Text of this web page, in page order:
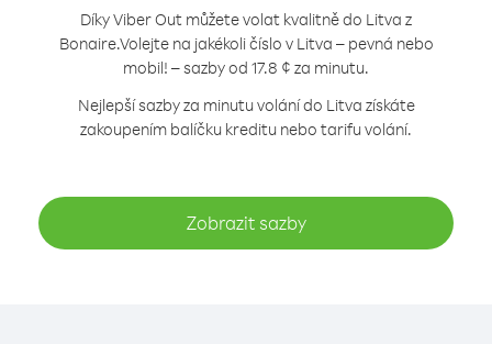
Díky Viber Out můžete volat kvalitně do Litva z
Bonaire.Volejte na jakékoli číslo v Litva – pevná nebo
mobil! – sazby od 17.8 ¢ za minutu.
Nejlepší sazby za minutu volání do Litva získáte
zakoupením balíčku kreditu nebo tarifu volání.
Zobrazit sazby